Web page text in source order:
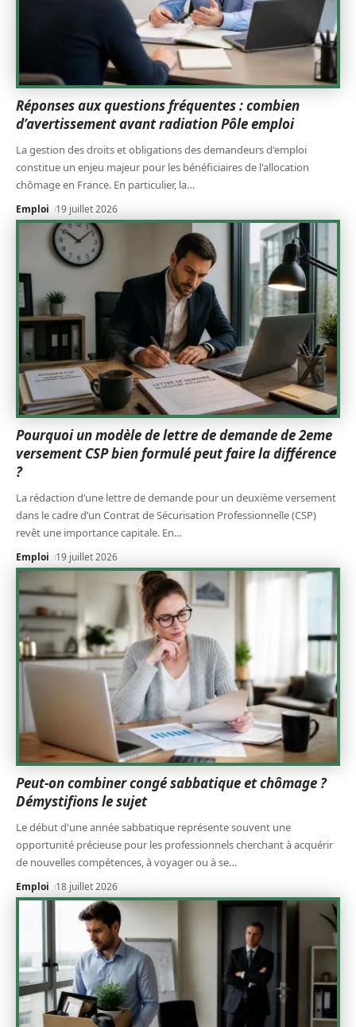
Réponses aux questions fréquentes : combien
d’avertissement avant radiation Pôle emploi
La gestion des droits et obligations des demandeurs d'emploi
constitue un enjeu majeur pour les bénéficiaires de l'allocation
chômage en France. En particulier, la…
Emploi 19 juillet 2026
Pourquoi un modèle de lettre de demande de 2eme
versement CSP bien formulé peut faire la différence
?
La rédaction d’une lettre de demande pour un deuxième versement
dans le cadre d’un Contrat de Sécurisation Professionnelle (CSP)
revêt une importance capitale. En…
Emploi 19 juillet 2026
Peut-on combiner congé sabbatique et chômage ?
Démystifions le sujet
Le début d'une année sabbatique représente souvent une
opportunité précieuse pour les professionnels cherchant à acquérir
de nouvelles compétences, à voyager ou à se…
Emploi 18 juillet 2026